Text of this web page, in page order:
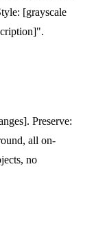
[grayscale
Preserve:
all on-
no